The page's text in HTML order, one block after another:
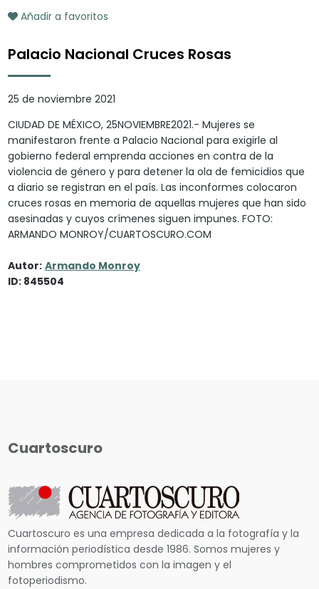
Añadir a favoritos
Palacio Nacional Cruces Rosas
25 de noviembre 2021
CIUDAD DE MÉXICO, 25NOVIEMBRE2021.- Mujeres se
manifestaron frente a Palacio Nacional para exigirle al
gobierno federal emprenda acciones en contra de la
violencia de género y para detener la ola de femicidios que
a diario se registran en el país. Las inconformes colocaron
cruces rosas en memoria de aquellas mujeres que han sido
asesinadas y cuyos crímenes siguen impunes. FOTO:
ARMANDO MONROY/CUARTOSCURO.COM
Autor: Armando Monroy
ID: 845504
Cuartoscuro
Cuartoscuro es una empresa dedicada a la fotografía y la
información periodística desde 1986. Somos mujeres y
hombres comprometidos con la imagen y el
fotoperiodismo.